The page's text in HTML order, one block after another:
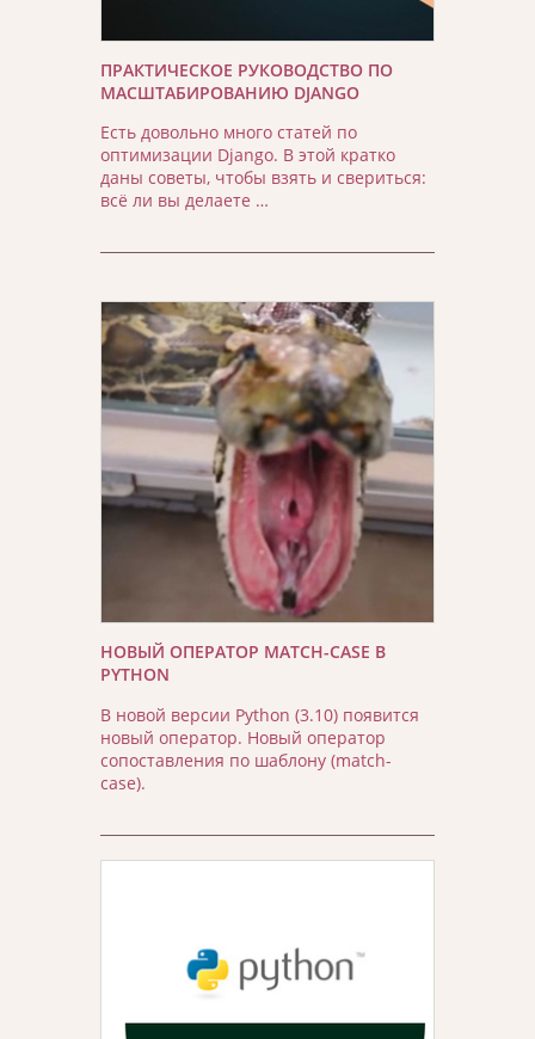
ПРАКТИЧЕСКОЕ РУКОВОДСТВО ПО
МАСШТАБИРОВАНИЮ DJANGO
Есть довольно много статей по
оптимизации Django. В этой кратко
даны советы, чтобы взять и свериться:
всё ли вы делаете …
НОВЫЙ ОПЕРАТОР MATCH-CASE В
PYTHON
В новой версии Python (3.10) появится
новый оператор. Новый оператор
сопоставления по шаблону (match-
case).